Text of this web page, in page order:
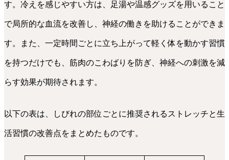
す。冷えを感じやすい方は、足湯や温感グッズを用いること
で局所的な血流を改善し、神経の働きを助けることができま
す。また、一定時間ごとに立ち上がって軽く体を動かす習慣
を持つだけでも、筋肉のこわばりを防ぎ、神経への刺激を減
らす効果が期待されます。
以下の表は、しびれの部位ごとに推奨されるストレッチと生
活習慣の改善点をまとめたものです。